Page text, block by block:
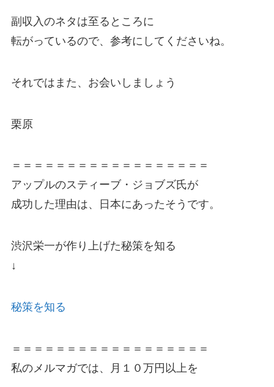
副収入のネタは至るところに
転がっているので、参考にしてくださいね。
それではまた、お会いしましょう
栗原
＝＝＝＝＝＝＝＝＝＝＝＝＝＝＝＝＝＝
アップルのスティーブ・ジョブズ氏が
成功した理由は、日本にあったそうです。
渋沢栄一が作り上げた秘策を知る
↓
秘策を知る
＝＝＝＝＝＝＝＝＝＝＝＝＝＝＝＝＝＝
私のメルマガでは、月１０万円以上を